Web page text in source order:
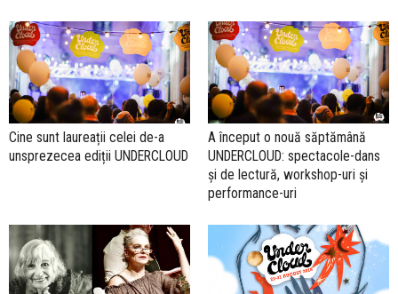
Cine sunt laureații celei de-a
unsprezecea ediții UNDERCLOUD
A început o nouă săptămână
UNDERCLOUD: spectacole-dans
și de lectură, workshop-uri și
performance-uri